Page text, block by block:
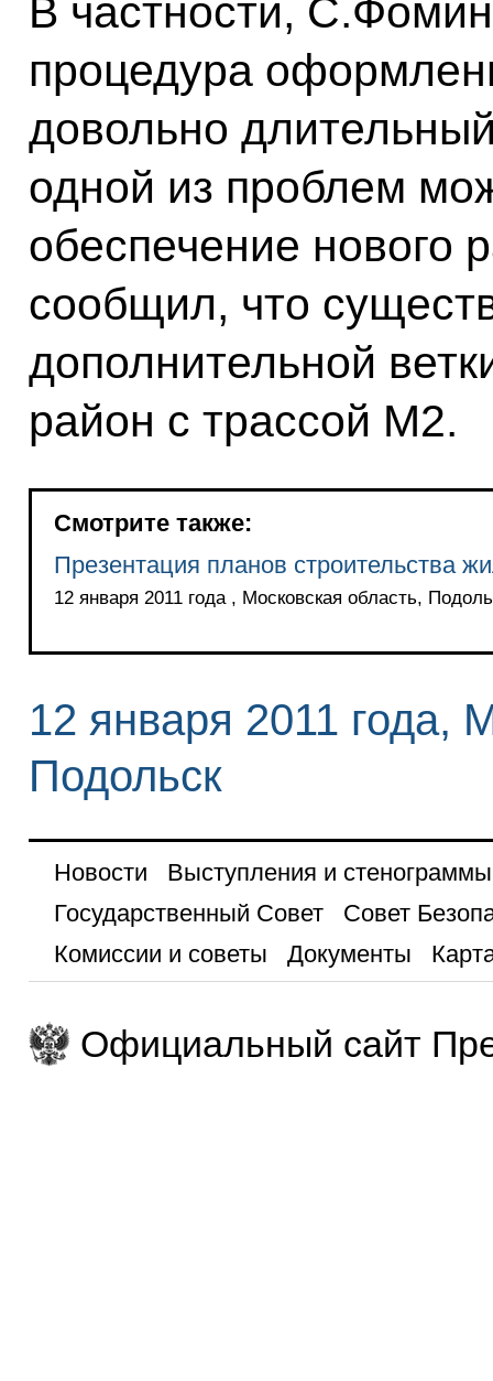
В частности,
процедура
довольно
одной из проблем
обеспечение нового
сообщил, что
дополнительной
район с трассой М2.
Смотрите также:
Презентация планов строительства
12 января 2011 года , Московская область,
12 января 2011 года,
Подольск
Новости
Выступления и стенограммы
Государственный Совет
Совет
Комиссии и советы
Документы
Официальный сайт